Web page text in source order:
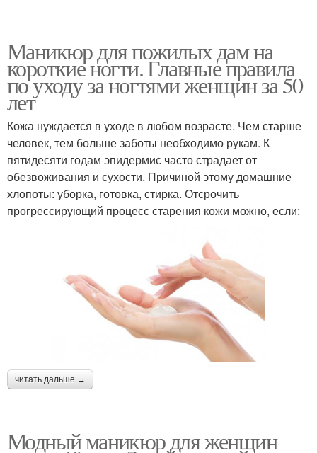
Маникюр для пожилых дам на
короткие ногти. Главные правила
по уходу за ногтями женщин за 50
лет
Кожа нуждается в уходе в любом возрасте. Чем старше
человек, тем больше заботы необходимо рукам. К
пятидесяти годам эпидермис часто страдает от
обезвоживания и сухости. Причиной этому домашние
хлопоты: уборка, готовка, стирка. Отсрочить
прогрессирующий процесс старения кожи можно, если:
читать дальше →
Модный маникюр для женщин